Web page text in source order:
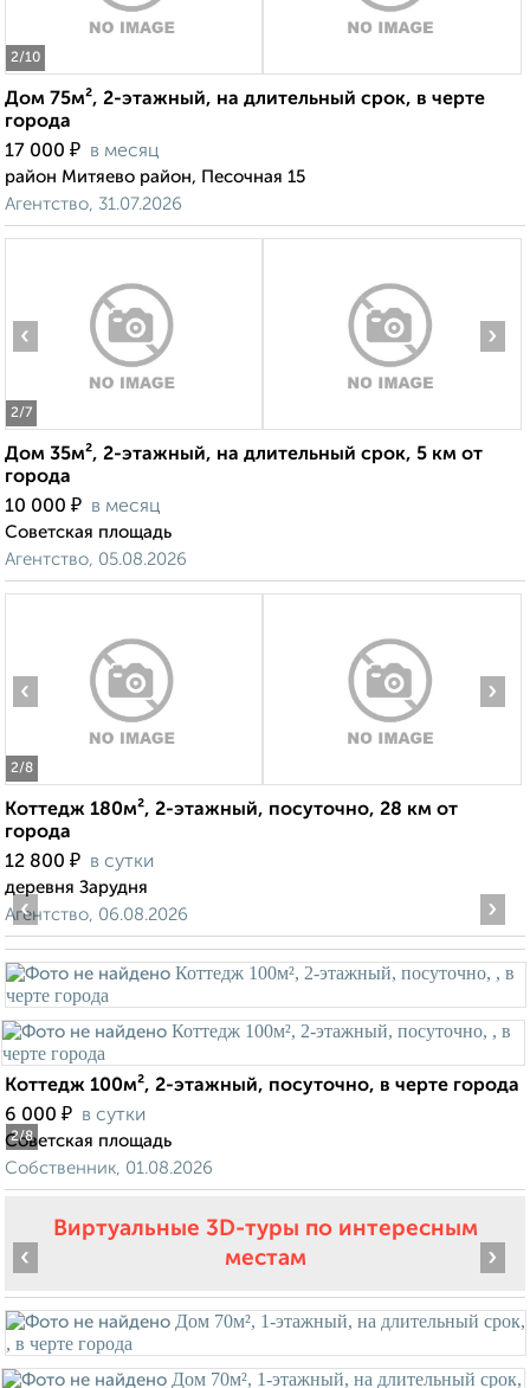
2/10
Дом 75м², 2-этажный, на длительный срок, в черте
города
17 000 ₽ в месяц
район Митяево район, Песочная 15
Агентство, 31.07.2026
2/7
‹ ›
Дом 35м², 2-этажный, на длительный срок, 5 км от
города
10 000 ₽ в месяц
Советская площадь
Агентство, 05.08.2026
2/8
‹ ›
Коттедж 180м², 2-этажный, посуточно, 28 км от
города
12 800 ₽ в сутки
деревня Зарудня
Агентство, 06.08.2026
2/8
‹ ›
Коттедж 100м², 2-этажный, посуточно, в черте города
6 000 ₽ в сутки
Советская площадь
Собственник, 01.08.2026
Виртуальные 3D-туры по интересным
местам
‹ ›